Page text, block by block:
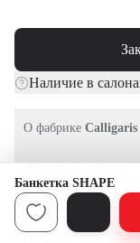
Наличие в
О фабрике Calligaris
Доставка и монтаж
Как наша мебель
Банкетка SHAPE